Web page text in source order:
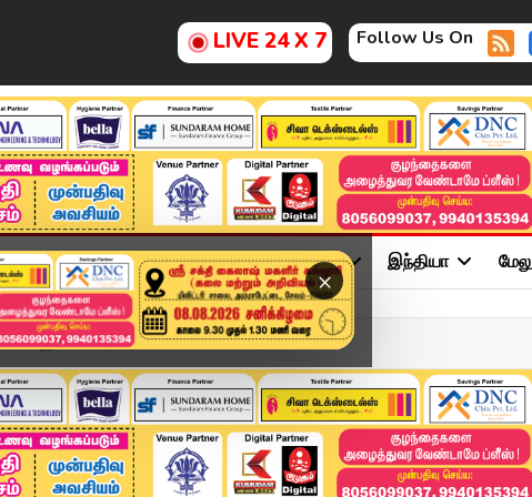
LIVE 24 X 7 Follow Us On
×
சினிமா அரசியல் விளையாட்டு இந்தியா
ஹெலிகாப்டர்